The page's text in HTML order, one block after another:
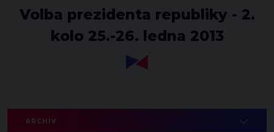
Volba prezidenta republiky - 2.
kolo 25.-26. ledna 2013
ARCHIV